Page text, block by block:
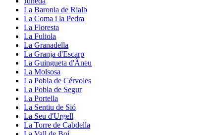
La Baronia de Rialb
La Coma i la Pedra
La Floresta
La Fuliola
La Granadella
La Granja d'Escarp
La Guingueta d'Àneu
La Molsosa
La Pobla de Cérvoles
La Pobla de Segur
La Portella
La Sentiu de Sió
La Seu d'Urgell
La Torre de Cabdella